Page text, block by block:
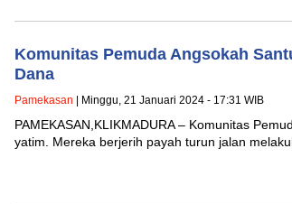
Komunitas Pemuda Angsokah
Dana
Pamekasan | Minggu, 21 Januari 2024 - 17:31 WIB
PAMEKASAN,KLIKMADURA – Komunitas
yatim. Mereka berjerih payah turun jalan